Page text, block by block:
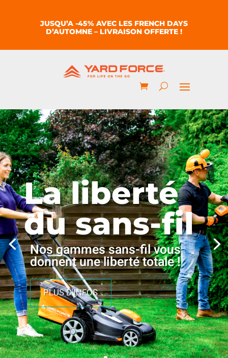
JUSQU’A -45% AVEC LES FRENCH DAYS
D’AUTOMNE – LIVRAISON OFFERTE !
La liberté
du sans-fil
Nos gammes sans-fil vous
donnent une liberté totale !
PLUS D'INFOS